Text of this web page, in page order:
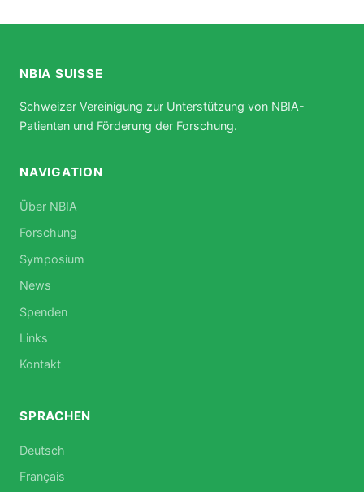
NBIA SUISSE
Schweizer Vereinigung zur Unterstützung von NBIA-
Patienten und Förderung der Forschung.
NAVIGATION
Über NBIA
Forschung
Symposium
News
Spenden
Links
Kontakt
SPRACHEN
Deutsch
Français